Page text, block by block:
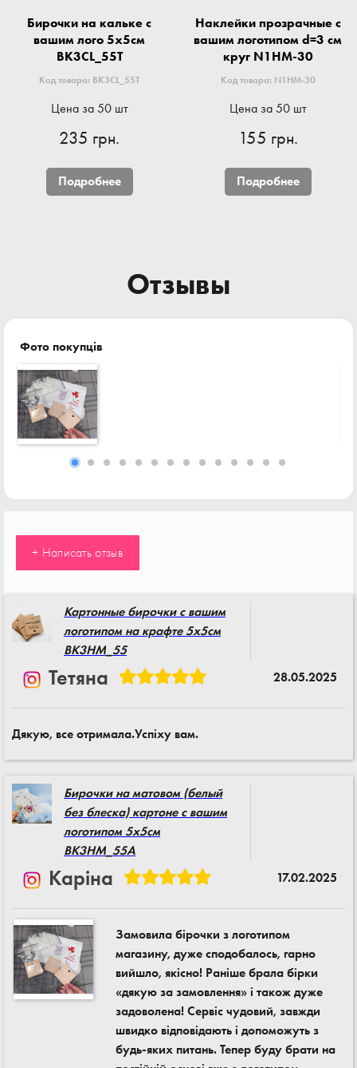
Бирочки на кальке с
вашим лого 5x5см
BK3CL_55T
Код товара: BK3CL_55T
Цена за 50 шт
235 грн.
Подробнее
Наклейки прозрачные с
вашим логотипом d=3 см
круг N1HM-30
Код товара: N1HM-30
Цена за 50 шт
155 грн.
Подробнее
Отзывы
Фото покупців
+ Написать отзыв
Картонные бирочки с вашим
логотипом на крафте 5x5см
BK3HM_55
Тетяна 28.05.2025
Дякую, все отримала.Успіху вам.
Бирочки на матовом (белый
без блеска) картоне с вашим
логотипом 5x5см
BK3HM_55A
Каріна 17.02.2025
Замовила бірочки з логотипом
магазину, дуже сподобалось, гарно
вийшло, якісно! Раніше брала бірки
«дякую за замовлення» і також дуже
задоволена! Сервіс чудовий, завжди
швидко відповідають і допоможуть з
будь-яких питань. Тепер буду брати на